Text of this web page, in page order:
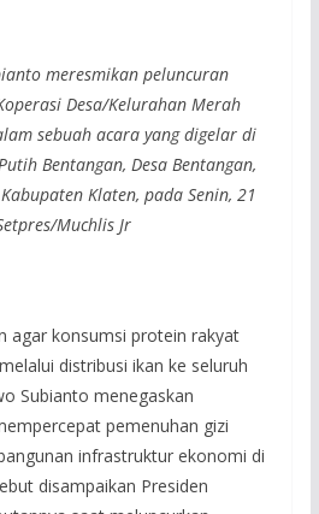
meresmikan peluncuran
Desa/Kelurahan Merah
sebuah acara yang digelar di
Bentangan, Desa Bentangan,
Klaten, pada Senin, 21
Muchlis Jr
agar konsumsi protein rakyat
distribusi ikan ke seluruh
Subianto menegaskan
pemenuhan gizi
infrastruktur ekonomi di
disampaikan Presiden